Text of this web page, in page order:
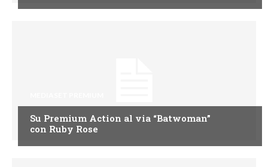
Su Premium Action al via “Batwoman”
con Ruby Rose